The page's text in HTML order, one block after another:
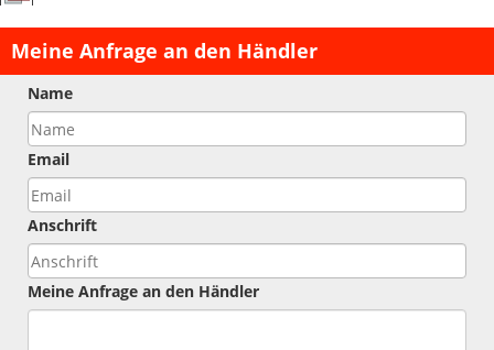
Meine Anfrage an den Händler
Name
Email
Anschrift
Meine Anfrage an den Händler